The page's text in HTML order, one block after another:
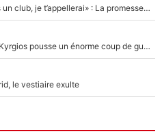
Mercato - OM - «Dès que je prends un club, je t’appellerai» : La promesse de Marcelino au moment de claquer la porte
Victime de racisme contre Murray, Kyrgios pousse un énorme coup de gueule !
le vestiaire exulte